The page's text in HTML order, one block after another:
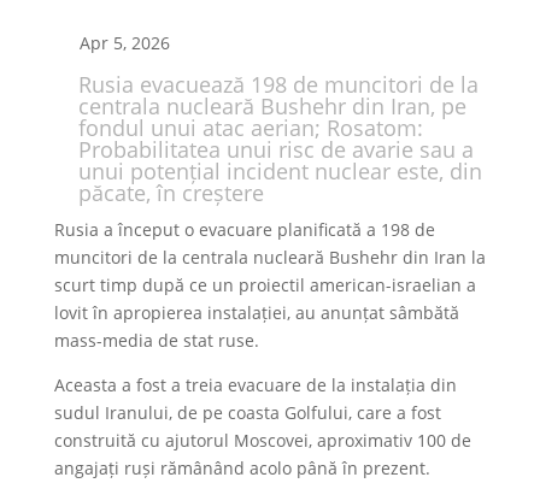
Apr 5, 2026
Rusia evacuează 198 de muncitori de la
centrala nucleară Bushehr din Iran, pe
fondul unui atac aerian; Rosatom:
Probabilitatea unui risc de avarie sau a
unui potențial incident nuclear este, din
păcate, în creștere
Rusia a început o evacuare planificată a 198 de
muncitori de la centrala nucleară Bushehr din Iran la
scurt timp după ce un proiectil american-israelian a
lovit în apropierea instalației, au anunțat sâmbătă
mass-media de stat ruse.
Aceasta a fost a treia evacuare de la instalația din
sudul Iranului, de pe coasta Golfului, care a fost
construită cu ajutorul Moscovei, aproximativ 100 de
angajați ruși rămânând acolo până în prezent.